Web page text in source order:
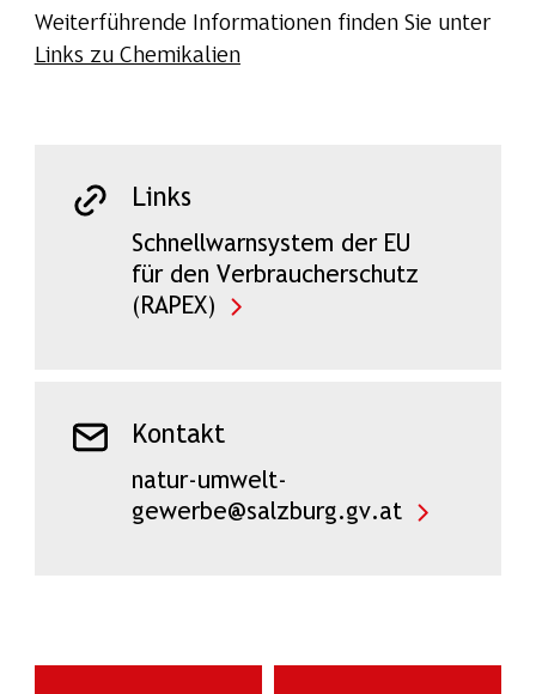
Weiterführende Informationen finden Sie unter
Links zu Chemikalien
Links
Schnellwarnsystem der EU
für den Verbraucherschutz
(RAPEX)
Kontakt
natur-umwelt-
gewerbe@salzburg.gv.at